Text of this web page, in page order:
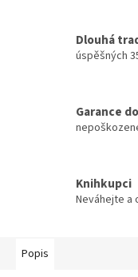
Dlouhá
úspěšných
Garance
Knihkupci
Neváhejte a
Popis